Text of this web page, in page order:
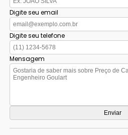
Digite seu email
Digite seu telefone
Mensagem